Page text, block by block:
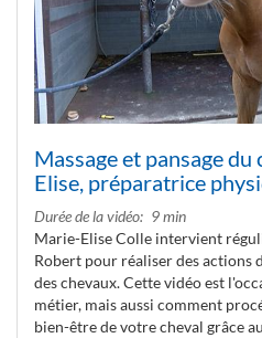
Massage et pansage
Elise, préparatrice
Durée de la vidéo
9 min
Marie-Elise Colle intervient
Robert pour réaliser des actions
des chevaux. Cette vidéo est
métier, mais aussi comment
bien-être de votre cheval grâce